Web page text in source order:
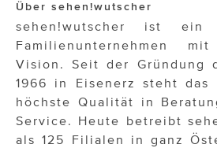
Über sehen!wutscher
sehen!wutscher ist ein
Familienunternehmen
Vision. Seit der Gründung
1966 in Eisenerz steht das
höchste Qualität in
Service. Heute betreibt
als 125 Filialen in ganz